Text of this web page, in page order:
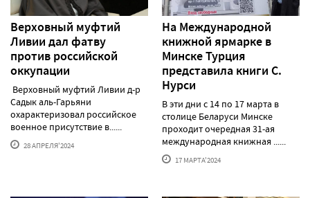
Верховный муфтий
Ливии дал фатву
против российской
оккупации
Верховный муфтий Ливии д-р
Садык аль-Гарьяни
охарактеризовал российское
военное присутствие в......
28 АПРЕЛЯ'2024
На Международной
книжной ярмарке в
Минске Турция
представила книги С.
Нурси
В эти дни с 14 по 17 марта в
столице Беларуси Минске
проходит очередная 31-ая
международная книжная ......
17 МАРТА'2024